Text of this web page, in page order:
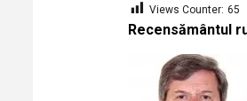
Views Counter: 65
Recensământul